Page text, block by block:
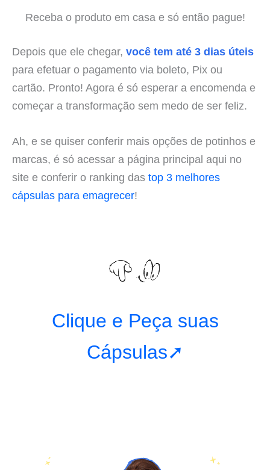
Receba o produto em casa e só então pague!
Depois que ele chegar, você tem até 3 dias úteis
para efetuar o pagamento via boleto, Pix ou
cartão. Pronto! Agora é só esperar a encomenda e
começar a transformação sem medo de ser feliz.
Ah, e se quiser conferir mais opções de potinhos e
marcas, é só acessar a página principal aqui no
site e conferir o ranking das top 3 melhores
cápsulas para emagrecer!
Clique e Peça suas
Cápsulas➚